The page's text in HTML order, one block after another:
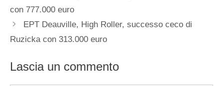
con 777.000 euro
EPT Deauville, High Roller, successo ceco di
Ruzicka con 313.000 euro
Lascia un commento